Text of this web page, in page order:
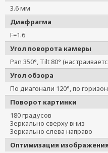
3.6 мм
Диафрагма
F=1.6
Угол поворота камеры
Pan 350°, Tilt 80°
Угол обзора
По диагонали 120°, по
Поворот картинки
180 градусов
Зеркально сверху вниз
Зеркально слева направо
Оптимизация изображения